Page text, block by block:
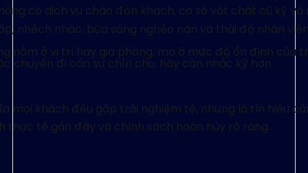
có dịch vụ chào đón khách, cơ sở vật chất cũ kỹ
nhếch nhác, bữa sáng nghèo nàn và thái độ nhân
nằm ở vị trí hay giá phòng, mà ở mức độ ổn định của
chuyến đi cần sự chỉn chu, hãy cân nhắc kỹ hơn.
mọi khách đều gặp trải nghiệm tệ, nhưng là tín hiệu
thực tế gần đây và chính sách hoàn hủy rõ ràng.